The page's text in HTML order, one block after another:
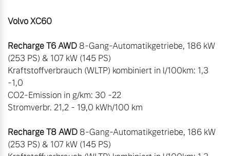
Volvo XC60
Recharge T6 AWD 8-Gang-Automatikgetriebe, 186 kW
(253 PS) & 107 kW (145 PS)
Kraftstoffverbrauch (WLTP) kombiniert in l/100km: 1,3
-1,0
CO2-Emission in g/km: 30 -22
Stromverbr. 21,2 - 19,0 kWh/100 km
Recharge T8 AWD 8-Gang-Automatikgetriebe, 186 kW
(253 PS) & 107 kW (145 PS)